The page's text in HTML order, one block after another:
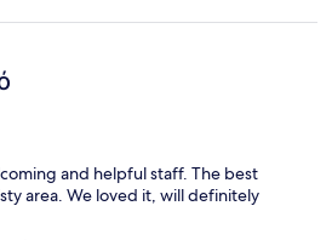
and helpful staff. The best
area. We loved it, will definitely